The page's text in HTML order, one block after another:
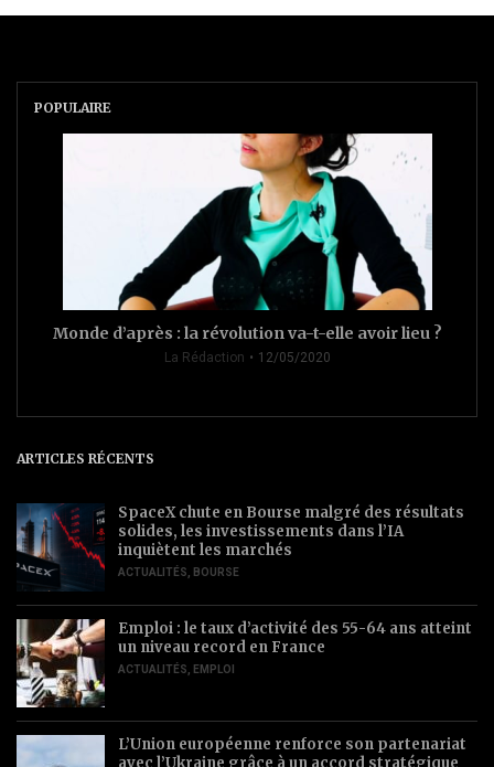
POPULAIRE
Monde d’après : la révolution va-t-elle avoir lieu ?
La Rédaction 12/05/2020
ARTICLES RÉCENTS
SpaceX chute en Bourse malgré des résultats
solides, les investissements dans l’IA
inquiètent les marchés
ACTUALITÉS BOURSE
Emploi : le taux d’activité des 55-64 ans atteint
un niveau record en France
ACTUALITÉS EMPLOI
L’Union européenne renforce son partenariat